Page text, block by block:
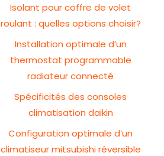
Isolant pour coffre de volet
roulant : quelles options choisir?
Installation optimale d’un
thermostat programmable
radiateur connecté
Spécificités des consoles
climatisation daikin
Configuration optimale d’un
climatiseur mitsubishi réversible